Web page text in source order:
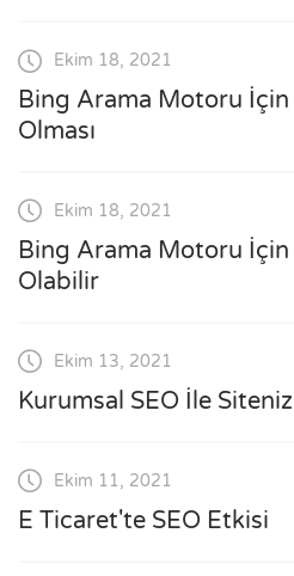
Ekim 18, 2021
Bing Arama Motoru İçin
Olması
Ekim 18, 2021
Bing Arama Motoru İçin
Olabilir
Ekim 13, 2021
Kurumsal SEO İle
Ekim 11, 2021
E Ticaret'te SEO Etkisi